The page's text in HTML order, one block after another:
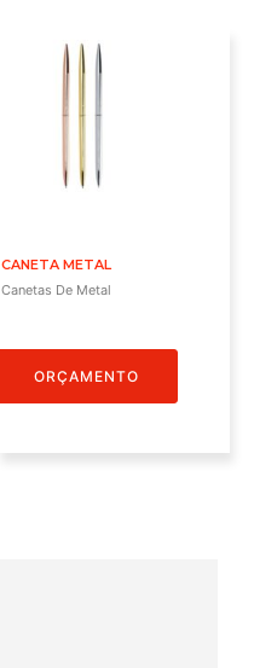
CANETA METAL
Canetas De Metal
ORÇAMENTO